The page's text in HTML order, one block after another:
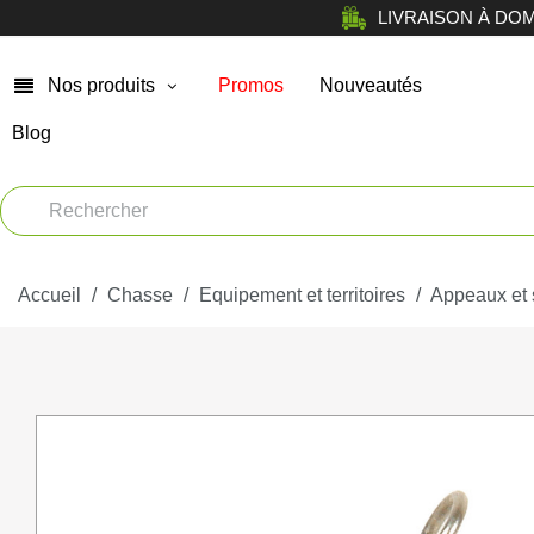
LIVRAISON À
Nos produits
Atelier
Tir Sportif
Promos Nouveautés
Blog
Accueil Chasse Equipement et territoires Appeaux et